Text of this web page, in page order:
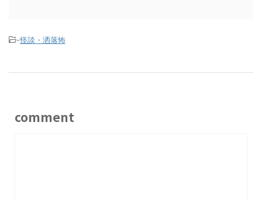
-怪談・洒落怖
comment